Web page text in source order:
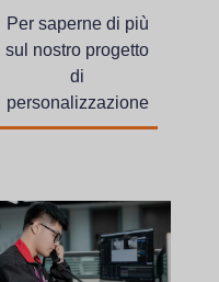
Per saperne di più
sul nostro progetto
di
personalizzazione